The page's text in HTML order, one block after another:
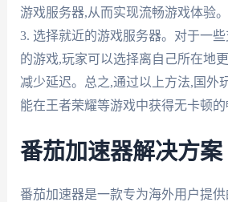
游戏服务器,从而实现流畅游戏体验。
3. 选择就近的游戏服务器。对于一
的游戏,玩家可以选择离自己所在地
减少延迟。总之,通过以上方法,国外
能在王者荣耀等游戏中获得无卡顿的
番茄加速器解决方案
番茄加速器是一款专为海外用户提